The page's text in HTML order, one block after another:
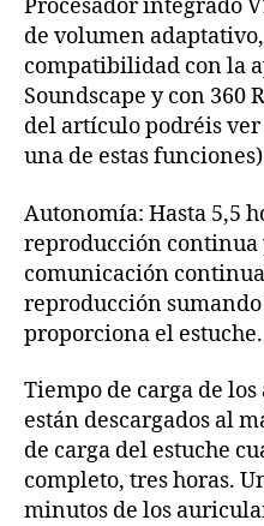
Procesador integrado
de volumen
compatibilidad con la
Soundscape y con 360
del artículo podréis ver
una de estas
Autonomía: Hasta 5,5
reproducción continua
comunicación
reproducción
proporciona el estuche.
Tiempo de carga de
están descargados al
de carga del estuche
completo, tres horas.
minutos de los